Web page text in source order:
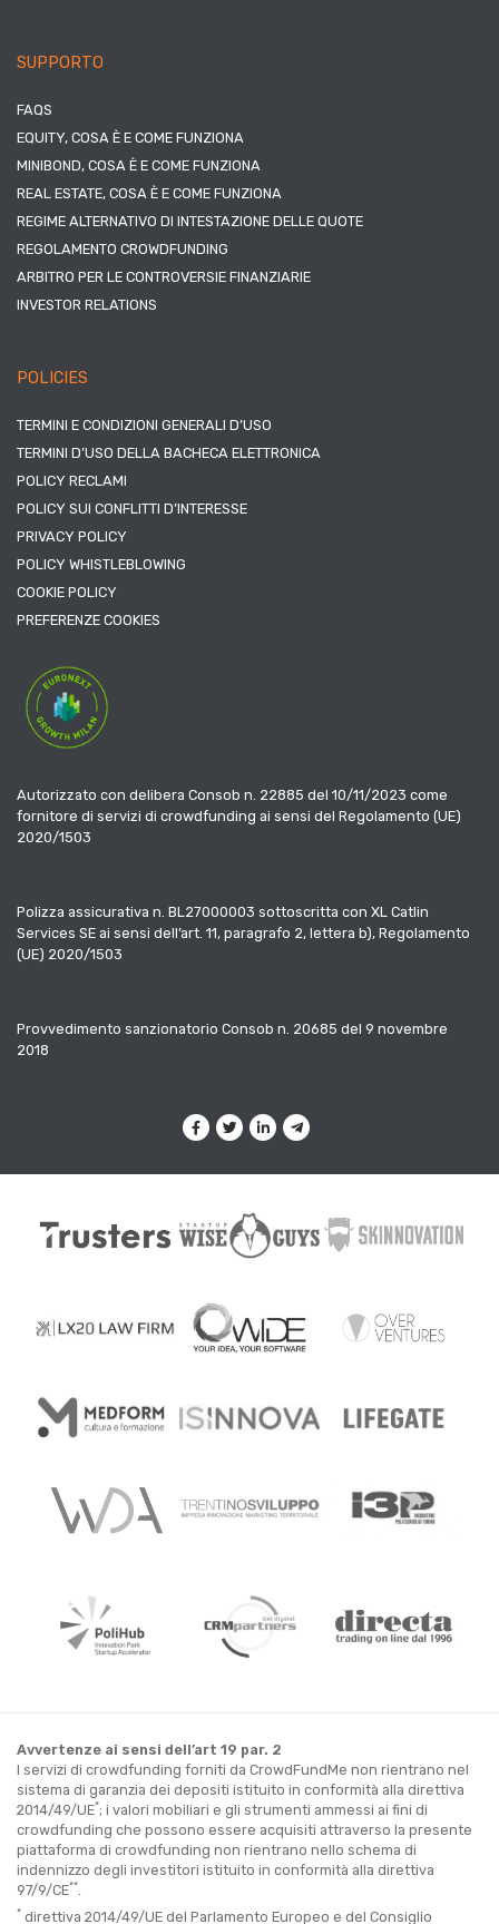
SUPPORTO
FAQS
EQUITY, COSA È E COME FUNZIONA
MINIBOND, COSA È E COME FUNZIONA
REAL ESTATE, COSA È E COME FUNZIONA
REGIME ALTERNATIVO DI INTESTAZIONE DELLE QUOTE
REGOLAMENTO CROWDFUNDING
ARBITRO PER LE CONTROVERSIE FINANZIARIE
INVESTOR RELATIONS
POLICIES
TERMINI E CONDIZIONI GENERALI D’USO
TERMINI D’USO DELLA BACHECA ELETTRONICA
POLICY RECLAMI
POLICY SUI CONFLITTI D’INTERESSE
PRIVACY POLICY
POLICY WHISTLEBLOWING
COOKIE POLICY
PREFERENZE COOKIES
Autorizzato con delibera Consob n. 22885 del 10/11/2023 come
fornitore di servizi di crowdfunding ai sensi del Regolamento (UE)
2020/1503
Polizza assicurativa n. BL27000003 sottoscritta con XL Catlin
Services SE ai sensi dell’art. 11, paragrafo 2, lettera b), Regolamento
(UE) 2020/1503
Provvedimento sanzionatorio Consob n. 20685 del 9 novembre
2018
Avvertenze ai sensi dell’art 19 par. 2
I servizi di crowdfunding forniti da CrowdFundMe non rientrano nel
sistema di garanzia dei depositi istituito in conformità alla direttiva
2014/49/UE*; i valori mobiliari e gli strumenti ammessi ai fini di
crowdfunding che possono essere acquisiti attraverso la presente
piattaforma di crowdfunding non rientrano nello schema di
indennizzo degli investitori istituito in conformità alla direttiva
97/9/CE**
* direttiva 2014/49/UE del Parlamento Europeo e del Consiglio